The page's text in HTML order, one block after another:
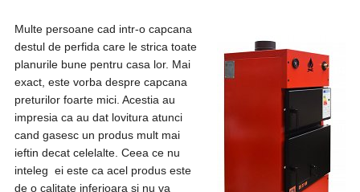
Multe persoane cad intr-o capcana
destul de perfida care le strica toate
planurile bune pentru casa lor. Mai
exact, este vorba despre capcana
preturilor foarte mici. Acestia au
impresia ca au dat lovitura atunci
cand gasesc un produs mult mai
ieftin decat celelalte. Ceea ce nu
inteleg ei este ca acel produs este
de o calitate inferioara si nu va